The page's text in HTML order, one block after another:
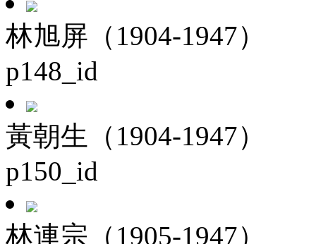
林旭屏（1904-1947）
p148_id
黃朝生（1904-1947）
p150_id
林連宗（1905-1947）